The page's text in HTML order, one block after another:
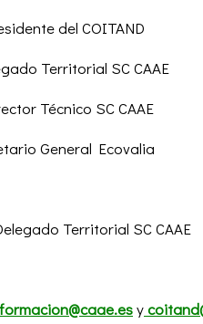
del COITAND
Territorial SC CAAE
Técnico SC CAAE
General Ecovalia
Territorial SC CAAE
formacion@caae.esy